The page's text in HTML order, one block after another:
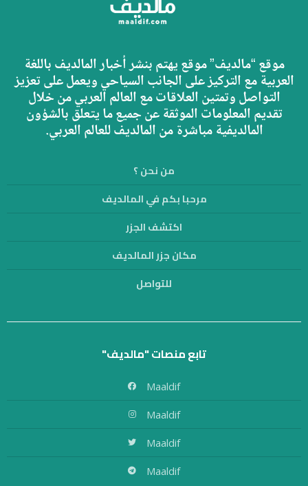
موقع “مالديف” موقع يهتم بنشر أخبار المالديف باللغة
العربية مع التركيز على الجانب السياحي ويعمل على تعزيز
التواصل وتمتين العلاقات مع العالم العربي من خلال
تقديم المعلومات الموثقة عن جميع ما يتعلق بالشؤون
المالديفية مباشرة من المالديف للعالم العربي.
من نحن ؟
مرحبا بكم في المالديف
اكتشف الجزر
مكان جزر المالديف
للتواصل
تابع منصات "مالديف"
Maaldif
Maaldif
Maaldif
Maaldif